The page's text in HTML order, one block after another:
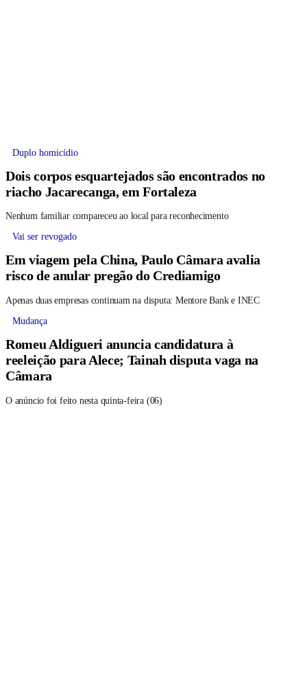
Duplo homicídio
Dois corpos esquartejados são encontrados no
riacho Jacarecanga, em Fortaleza
Nenhum familiar compareceu ao local para reconhecimento
Vai ser revogado
Em viagem pela China, Paulo Câmara avalia
risco de anular pregão do Crediamigo
Apenas duas empresas continuam na disputa: Mentore Bank e INEC
Mudança
Romeu Aldigueri anuncia candidatura à
reeleição para Alece; Tainah disputa vaga na
Câmara
O anúncio foi feito nesta quinta-feira (06)